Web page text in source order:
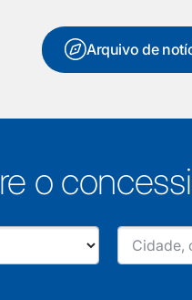
Arquivo de
o